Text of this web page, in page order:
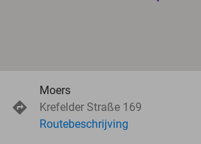
Moers
Krefelder Straße 169
Routebeschrijving